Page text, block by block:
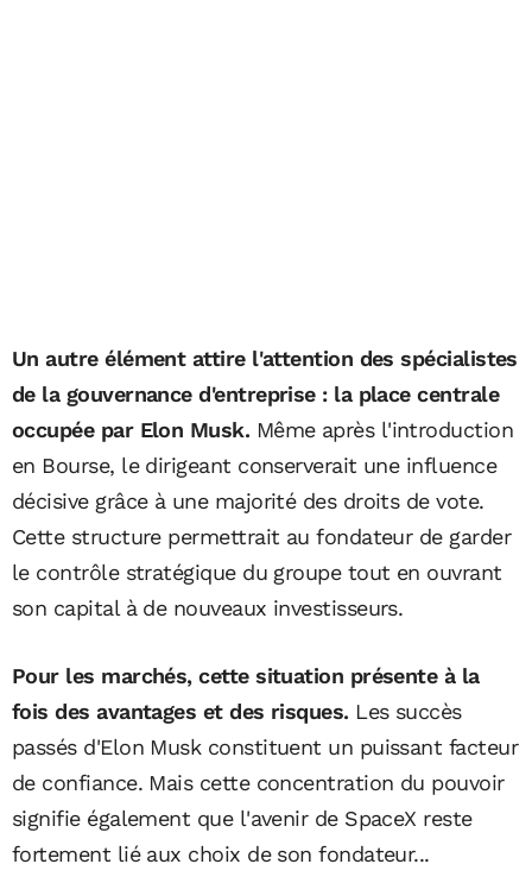
Un autre élément attire l'attention des spécialistes
de la gouvernance d'entreprise : la place centrale
occupée par Elon Musk. Même après l'introduction
en Bourse, le dirigeant conserverait une influence
décisive grâce à une majorité des droits de vote.
Cette structure permettrait au fondateur de garder
le contrôle stratégique du groupe tout en ouvrant
son capital à de nouveaux investisseurs.
Pour les marchés, cette situation présente à la
fois des avantages et des risques. Les succès
passés d'Elon Musk constituent un puissant facteur
de confiance. Mais cette concentration du pouvoir
signifie également que l'avenir de SpaceX reste
fortement lié aux choix de son fondateur...